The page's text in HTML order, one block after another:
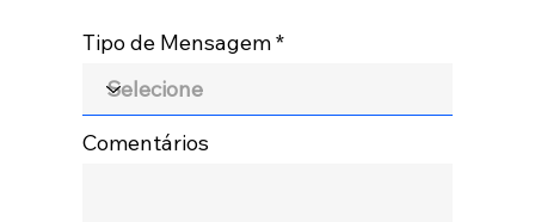
Tipo de Mensagem
Comentários